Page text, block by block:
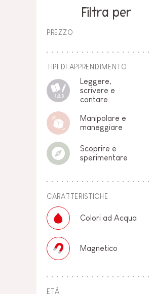
Filtra per
PREZZO
TIPI DI APPRENDIMENTO
Leggere,
scrivere e
contare
Manipolare e
maneggiare
Scoprire e
sperimentare
CARATTERISTICHE
Colori ad Acqua
Magnetico
ETÀ